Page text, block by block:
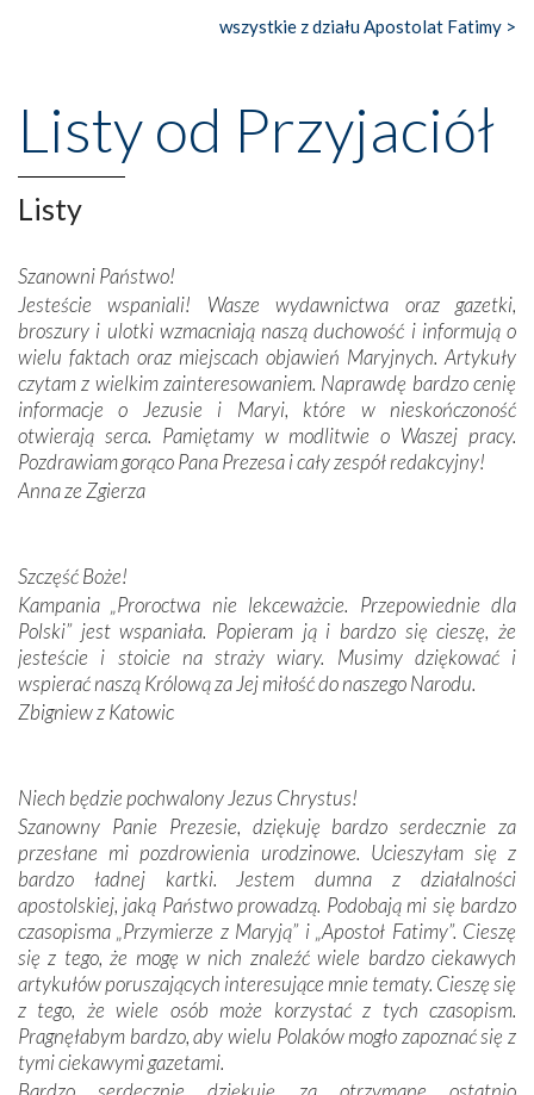
Nasze pielgrzymkowe wyprawy, których celem były
wznoszono na chwałę Bożą, na przykład – w podzięce za
Opatrznościową pomoc w wygranej bitwie o
niepodległość kraju. Zachwyt budziła potężna, a zarazem
misterna architektura tych monumentalnych dzieł,
wspaniałe zdobienia, dbałość ich twórców o detale,
budowniczych.
Podążyliśmy też śladami fatimskich wizjonerów – Łucji
dos Santos oraz świętych Hiacynty i Franciszka Marto.
Modliliśmy się przy ich grobach. Odprawiliśmy Drogę
Krzyżową w ich rodzinnych stronach, odwiedziliśmy
domy, w których żyli.
W miejscu objawień Matki Bożej zapaliliśmy świece
Podczas tej kilkudniowej wyprawy na każdym kroku
spotykaliśmy się z serdeczną otwartością
Portugalczyków. Podziwialiśmy ich ludową sztukę i
zwyczaje. Mimo że nasze kraje są od siebie bardzo
oddalone, w żaden sposób nie czuliśmy się obco.
Sprawiła to oczywiście sama Matka Boża, ale też
kulturowa bliskość biorąca swój początek w naszej
mieliśmy okazję przekonać się, że Maryja swoją opieką
otacza nie tylko nasz naród, lecz wszystkie nacje, które
się Jej ufnie oddają, a także każdą osobę, która zawierza
Jej siebie oraz swych bliskich.
Dzieje Portugalii to również historia wierności Bogu i
odstępstw, także w życiu władców. Trudne momenty w
wymiarze tak osobistym, jak i zbiorowym, przypominają o
konieczności ciągłego zabiegania o własną duszę i o łaskę
Opatrzności. Wierność przynosi pomyślność –
przynajmniej w życiu duchowym. Odstępstwo owocuje
wszystkie z działu Apostolat Fatimy >
Listy od Przyjaciół
Listy
Szanowni Państwo!
Jesteście wspaniali! Wasze wydawnictwa oraz gazetki,
broszury i ulotki wzmacniają naszą duchowość i informują o
wielu faktach oraz miejscach objawień Maryjnych. Artykuły
czytam z wielkim zainteresowaniem. Naprawdę bardzo cenię
informacje o Jezusie i Maryi, które w nieskończoność
otwierają serca. Pamiętamy w modlitwie o Waszej pracy.
Pozdrawiam gorąco Pana Prezesa i cały zespół redakcyjny!
Anna ze Zgierza
Szczęść Boże!
Kampania „Proroctwa nie lekceważcie. Przepowiednie dla
Polski” jest wspaniała. Popieram ją i bardzo się cieszę, że
jesteście i stoicie na straży wiary. Musimy dziękować i
wspierać naszą Królową za Jej miłość do naszego Narodu.
Zbigniew z Katowic
Niech będzie pochwalony Jezus Chrystus!
Szanowny Panie Prezesie, dziękuję bardzo serdecznie za
przesłane mi pozdrowienia urodzinowe. Ucieszyłam się z
bardzo ładnej kartki. Jestem dumna z działalności
apostolskiej, jaką Państwo prowadzą. Podobają mi się bardzo
czasopisma „Przymierze z Maryją” i „Apostoł Fatimy”. Cieszę
się z tego, że mogę w nich znaleźć wiele bardzo ciekawych
artykułów poruszających interesujące mnie tematy. Cieszę się
z tego, że wiele osób może korzystać z tych czasopism.
Pragnęłabym bardzo, aby wielu Polaków mogło zapoznać się z
tymi ciekawymi gazetami.